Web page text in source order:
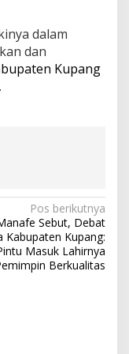
dalam
dan
Kupang
Pos berikutnya
Sebut, Debat
Kabupaten Kupang:
Masuk Lahirnya
Berkualitas